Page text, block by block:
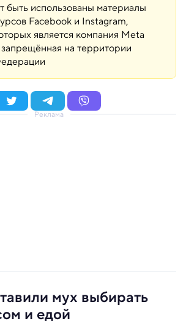
быть использованы материалы
Facebook и Instagram,
является компания Meta
на территории
Реклама
мух выбирать
и едой